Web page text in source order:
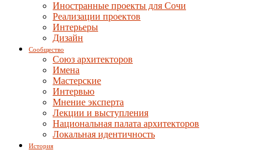
Иностранные проекты для Сочи
Реализации проектов
Интерьеры
Дизайн
Сообщество
Союз архитекторов
Имена
Мастерские
Интервью
Мнение эксперта
Лекции и выступления
Национальная палата архитекторов
Локальная идентичность
История